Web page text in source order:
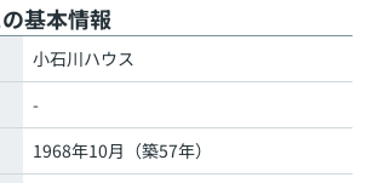
基本情報
小石川ハウス
-
1968年10月（築57年）